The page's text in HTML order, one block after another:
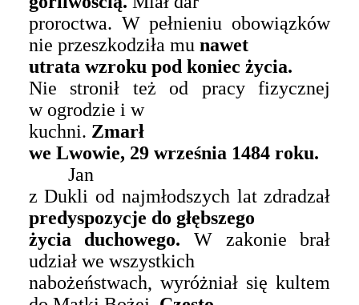
proroctwa. W pełnieniu obowiązków
nie przeszkodziła mu nawet
utrata wzroku pod koniec życia.
Nie stronił też od pracy fizycznej
w ogrodzie i w
kuchni. Zmarł
we Lwowie, 29 września 1484 roku.
Jan
z Dukli od najmłodszych lat zdradzał
predyspozycje do głębszego
życia duchowego. W zakonie brał
udział we wszystkich
nabożeństwach, wyróżniał się kultem